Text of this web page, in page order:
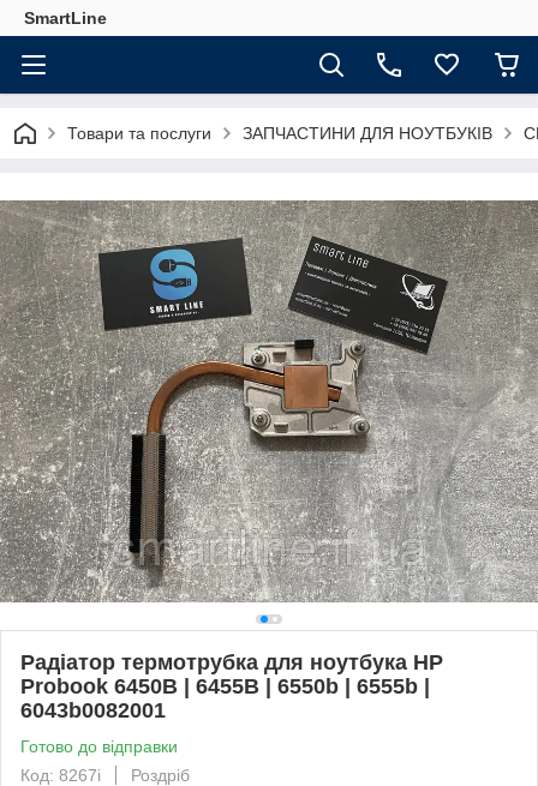
SmartLine
Товари та послуги ЗАПЧАСТИНИ ДЛЯ НОУТБУКІВ
Радіатор термотрубка для ноутбука HP
Probook 6450B | 6455B | 6550b | 6555b |
6043b0082001
Готово до відправки
Код: 8267i
Роздріб